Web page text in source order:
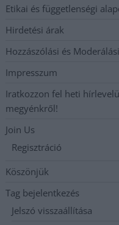
Etikai és függetlenségi
Hirdetési árak
Hozzászólási és
Impresszum
Iratkozzon fel heti
megyénkről!
Join Us
Regisztráció
Köszönjük
Tag bejelentkezés
Jelszó visszaállítása